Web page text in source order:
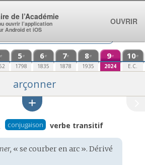
e 5e
1798
6e
1835
7e
1878
8e
1935
9e
2024
10e
E.C.
arçonner
conjugaison verbe transitif
« se courber en arc ». Dérivé
de l’Académie
ouvrir l’application
Android et iOS
OUVRIR